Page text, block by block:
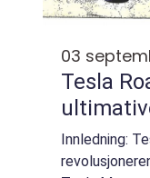
03
Tesla
Innledning: